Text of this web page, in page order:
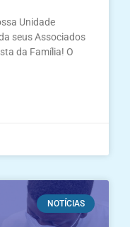
Unidade
seus Associados
da Família! O
NOTÍCIAS